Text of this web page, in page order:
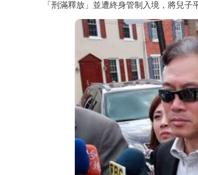
「刑滿釋放」並遭終身管制入境，將兒子